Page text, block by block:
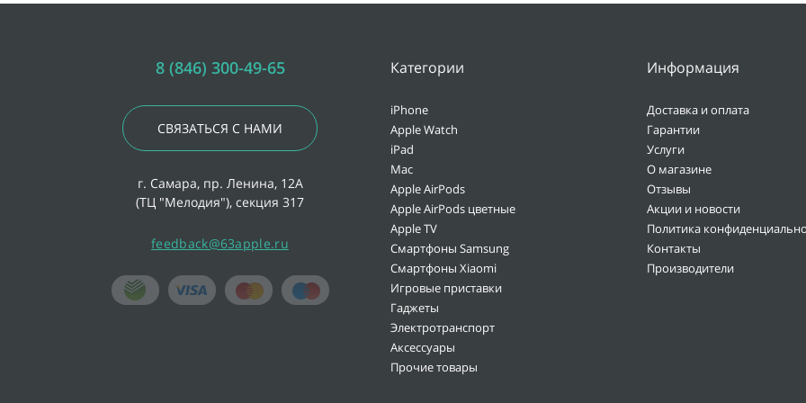
8 (846) 300-49-65
СВЯЗАТЬСЯ С НАМИ
г. Самара, пр. Ленина, 12А
(ТЦ "Мелодия"), секция 317
feedback@63apple.ru
Категории
iPhone
Apple Watch
iPad
Mac
Apple AirPods
Apple AirPods цветные
Apple TV
Смартфоны Samsung
Смартфоны Xiaomi
Игровые приставки
Гаджеты
Электротранспорт
Аксессуары
Прочие товары
Информация
Доставка и оплата
Гарантии
Услуги
О магазине
Отзывы
Акции и новости
Политика
Контакты
Производители